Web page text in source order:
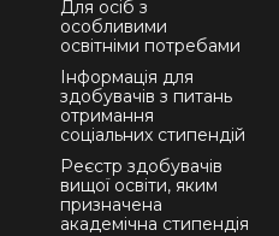
Для осіб з
особливими
освітніми потребами
Інформація для
здобувачів з питань
отримання
соціальних стипендій
Реєстр здобувачів
вищої освіти, яким
призначена
академічна стипендія